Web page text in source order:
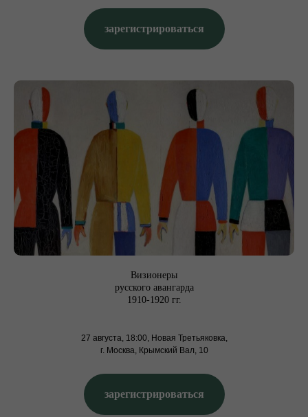
зарегистрироваться
Визионеры
русского авангарда
1910-1920 гг.
27 августа, 18:00, Новая Третьяковка,
г. Москва, Крымский Вал, 10
зарегистрироваться